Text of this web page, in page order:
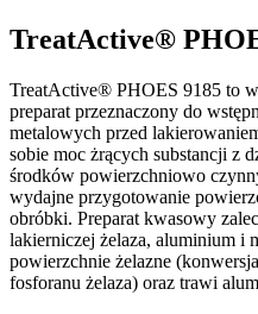
TreatActive®
TreatActive® PHOES 9185 to
preparat przeznaczony do
metalowych przed
sobie moc żrących substancji z
środków powierzchniowo
wydajne przygotowanie
obróbki. Preparat kwasowy
lakierniczej żelaza, aluminium i
powierzchnie żelazne
fosforanu żelaza) oraz trawi